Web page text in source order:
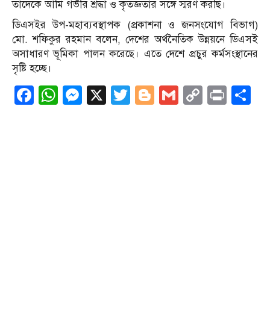
তাদেকে আমি গভীর শ্রদ্ধা ও কৃতজ্ঞতার সঙ্গে স্মরণ করছি।
ডিএসইর উপ-মহাব্যবস্থাপক (প্রকাশনা ও জনসংযোগ বিভাগ)
মো. শফিকুর রহমান বলেন, দেশের অর্থনৈতিক উন্নয়নে ডিএসই
অসাধারণ ভূমিকা পালন করেছে। এতে দেশে প্রচুর কর্মসংস্থানের
সৃষ্টি হচ্ছে।
Facebook
WhatsApp
Messenger
X Twitter
Blogger
GmailCopy
Print